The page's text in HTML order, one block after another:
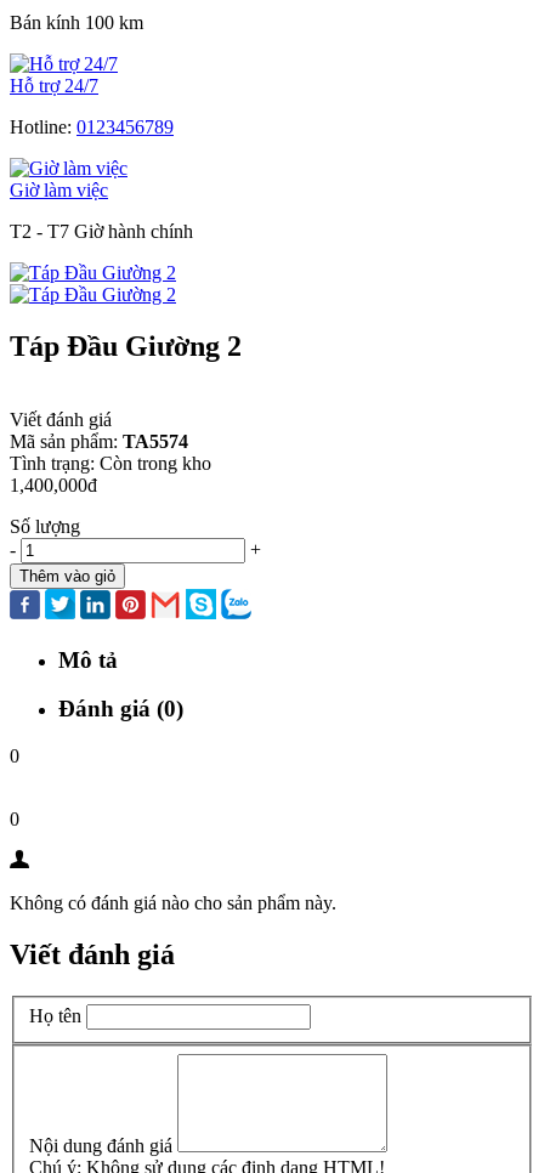
Bán kính 100 km
Hỗ trợ 24/7
Hotline: 0123456789
Giờ làm việc
T2 - T7 Giờ hành chính
Táp Đầu Giường 2
Viết đánh giá
Mã sản phẩm: TA5574
Tình trạng: Còn trong kho
1,400,000đ
Số lượng
-
+
Thêm vào giỏ
Mô tả
Đánh giá (0)
0
0
Không có đánh giá nào cho sản phẩm này.
Viết đánh giá
Họ tên
Nội dung đánh giá
Chú ý: Không sử dụng các định dạng HTML!